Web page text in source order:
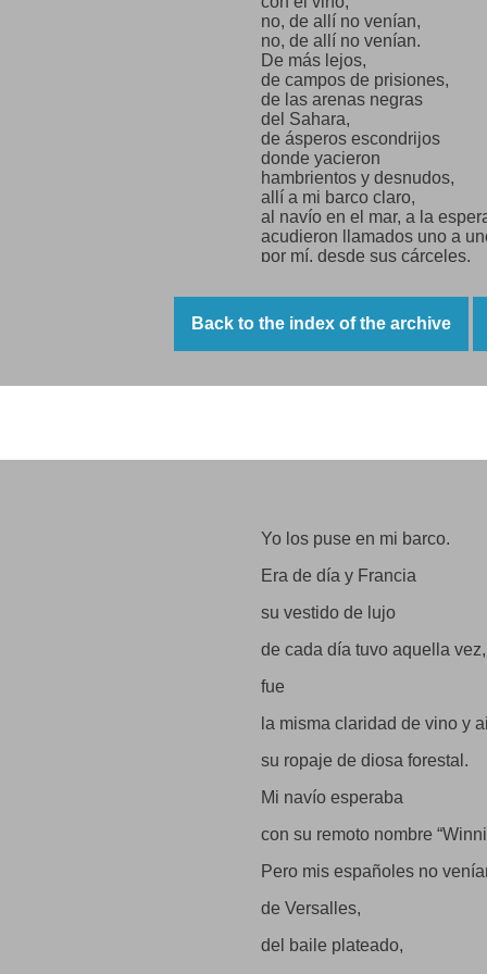
no, de allí no venían,
no, de allí no venían.
De más lejos,
de campos de prisiones,
de las arenas negras
del Sahara,
de ásperos escondrijos
donde yacieron
hambrientos y desnudos,
allí a mi barco claro,
al navío en el mar, a la
acudieron llamados uno a
por mí, desde sus cárceles,
de Francia tambaleante
por mi boca llamados
acudieron,
Saavedra, dije, y vino el
alfareros, curtidores:
se iba poblando el barco
que partía a mi patria.
Yo sentía en los dedos
las semillas
que rescaté yo mismo y
sobre el mar, dirigidas
a la paz
Back to the index of the archive
Yo los puse en mi barco.
Era de día y Francia
su vestido de lujo
de cada día tuvo aquella vez,
fue
la misma claridad de vino y
su ropaje de diosa forestal.
Mi navío esperaba
con su remoto nombre
Pero mis españoles no
de Versalles,
del baile plateado,